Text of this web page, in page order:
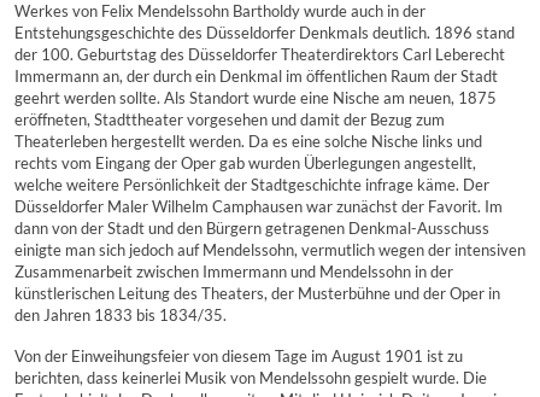
Werkes von Felix Mendelssohn Bartholdy wurde auch in der
Entstehungsgeschichte des Düsseldorfer Denkmals deutlich. 1896 stand
der 100. Geburtstag des Düsseldorfer Theaterdirektors Carl Leberecht
Immermann an, der durch ein Denkmal im öffentlichen Raum der Stadt
geehrt werden sollte. Als Standort wurde eine Nische am neuen, 1875
eröffneten, Stadttheater vorgesehen und damit der Bezug zum
Theaterleben hergestellt werden. Da es eine solche Nische links und
rechts vom Eingang der Oper gab wurden Überlegungen angestellt,
welche weitere Persönlichkeit der Stadtgeschichte infrage käme. Der
Düsseldorfer Maler Wilhelm Camphausen war zunächst der Favorit. Im
dann von der Stadt und den Bürgern getragenen Denkmal-Ausschuss
einigte man sich jedoch auf Mendelssohn, vermutlich wegen der intensiven
Zusammenarbeit zwischen Immermann und Mendelssohn in der
künstlerischen Leitung des Theaters, der Musterbühne und der Oper in
den Jahren 1833 bis 1834/35.
Von der Einweihungsfeier von diesem Tage im August 1901 ist zu
berichten, dass keinerlei Musik von Mendelssohn gespielt wurde. Die